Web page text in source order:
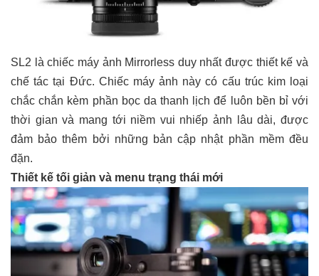
SL2 là chiếc máy ảnh Mirrorless duy nhất được thiết kế và
chế tác tại Đức. Chiếc máy ảnh này có cấu trúc kim loại
chắc chắn kèm phần bọc da thanh lịch để luôn bền bỉ với
thời gian và mang tới niềm vui nhiếp ảnh lâu dài, được
đảm bảo thêm bởi những bản cập nhật phần mềm đều
đặn.
Thiết kế tối giản và menu trạng thái mới